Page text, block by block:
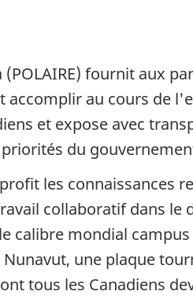
fournit aux
au cours de
et expose avec
du
les connaissances
collaboratif dans le
calibre mondial
une plaque
tous les Canadiens